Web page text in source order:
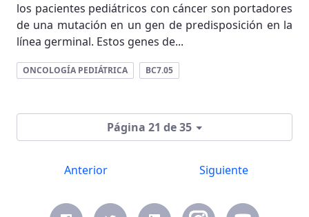
los pacientes pediátricos con cáncer son portadores
de una mutación en un gen de predisposición en la
línea germinal. Estos genes de...
ONCOLOGÍA PEDIÁTRICA BC7.05
Página 21 de 35
Anterior Siguiente